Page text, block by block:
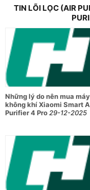
TIN LÕI LỌC (AIR
Những lý do nên mua
không khí Xiaomi Smart
Purifier 4 Pro29-12-2025